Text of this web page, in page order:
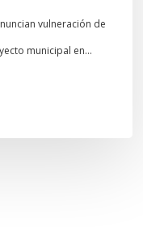
vulneración de
municipal en…